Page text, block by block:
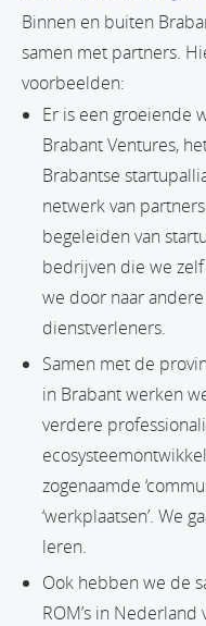
Binnen en buiten
samen met partners.
voorbeelden:
Er is een groeiende
Brabant Ventures,
Brabantse
netwerk van
begeleiden van
bedrijven die we
we door naar
dienstverleners.
Samen met de
in Brabant werken
verdere
zogenaamde
‘werkplaatsen’. We
leren.
Ook hebben we de
ROM’s in